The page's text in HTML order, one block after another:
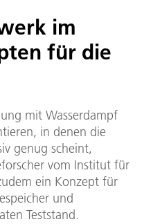
im
für die
mit Wasserdampf
in denen die
genug scheint,
vom Institut für
ein Konzept für
und
Teststand.